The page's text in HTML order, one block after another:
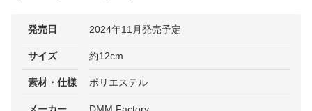
発売日 2024年11月発売予定
サイズ 約12cm
素材・仕様 ポリエステル